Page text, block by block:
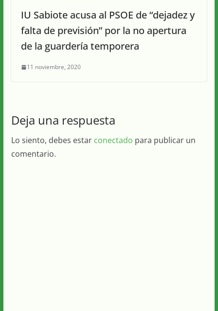
IU Sabiote acusa al PSOE de “dejadez y
falta de previsión” por la no apertura
de la guardería temporera
11 noviembre, 2020
Deja una respuesta
Lo siento, debes estar conectado para publicar un
comentario.